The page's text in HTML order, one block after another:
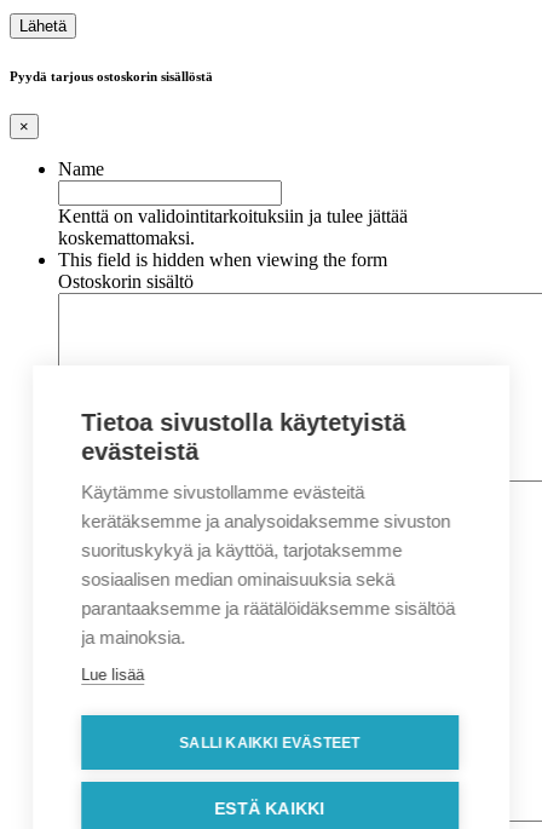
Pyydä tarjous ostoskorin sisällöstä
×
Name
Kenttä on validointitarkoituksiin ja tulee jättää
koskemattomaksi.
This field is hidden when viewing the form
Ostoskorin sisältö
Nimi*
Etunimi
Sukunimi
Sähköposti*
Puhelin*
Osoitetiedot
Lähiosoite
Postinumero
Tietoa sivustolla käytetyistä
evästeistä
Käytämme sivustollamme evästeitä
kerätäksemme ja analysoidaksemme sivuston
suorituskykyä ja käyttöä, tarjotaksemme
sosiaalisen median ominaisuuksia sekä
parantaaksemme ja räätälöidäksemme sisältöä
ja mainoksia.
Lue lisää
SALLI KAIKKI EVÄSTEET
ESTÄ KAIKKI